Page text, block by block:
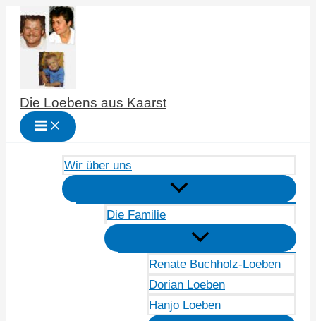
Zum
Inhalt
springen
Die Loebens aus Kaarst
Wir über uns
Die Familie
Renate Buchholz-Loeben
Dorian Loeben
Hanjo Loeben